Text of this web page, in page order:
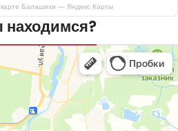
карте Балашихи — Яндекс Карты
находимся?
Балашихе